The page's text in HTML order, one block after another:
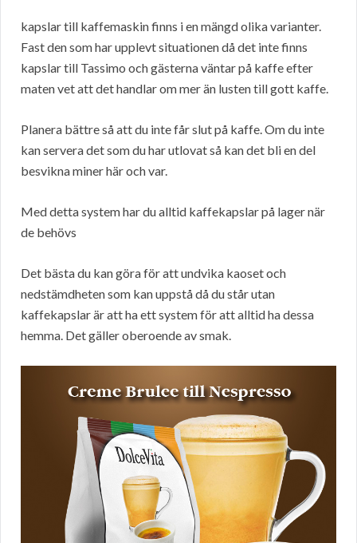
kapslar till kaffemaskin finns i en mängd olika varianter.
Fast den som har upplevt situationen då det inte finns
kapslar till Tassimo och gästerna väntar på kaffe efter
maten vet att det handlar om mer än lusten till gott kaffe.
Planera bättre så att du inte får slut på kaffe. Om du inte
kan servera det som du har utlovat så kan det bli en del
besvikna miner här och var.
Med detta system har du alltid kaffekapslar på lager när
de behövs
Det bästa du kan göra för att undvika kaoset och
nedstämdheten som kan uppstå då du står utan
kaffekapslar är att ha ett system för att alltid ha dessa
hemma. Det gäller oberoende av smak.